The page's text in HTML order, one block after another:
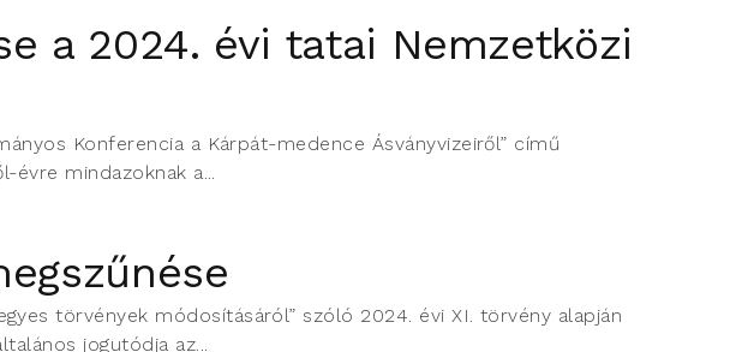
a 2024. évi tatai Nemzetközi
Konferencia a Kárpát-medence Ásványvizeiről” című
mindazoknak a...
törvények módosításáról” szóló 2024. évi XI. törvény alapján
jogutódja az...